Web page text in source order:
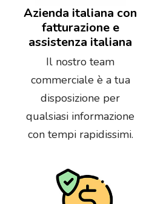
Azienda italiana con
fatturazione e
assistenza italiana
Il nostro team
commerciale è a tua
disposizione per
qualsiasi informazione
con tempi rapidissimi.